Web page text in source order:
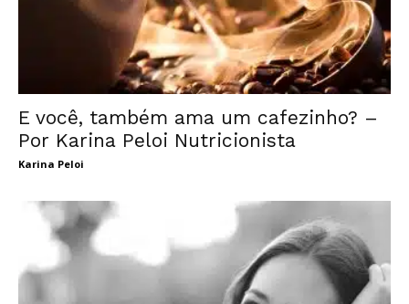
E você, também ama um cafezinho? –
Por Karina Peloi Nutricionista
Karina Peloi